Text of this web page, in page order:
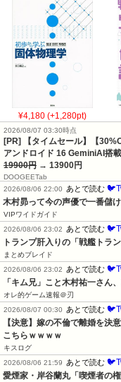
¥4,180 (+1,280pt)
2026/08/07 03:30時点
[PR] 【タイムセール】【
アンドロイド 16 GeminiAI搭
19900円 → 13900円
DOOGEETab
2026/08/06 22:00
あとで読む
木村昴って今の声優で一番儲
VIPワイドガイド
2026/08/06 23:02
あとで読む
トランプ肝入りの「戦艦トラ
まとめブレイド
2026/08/06 23:02
あとで読む
「キム兄」こと木村祐一さん
オレ的ゲーム速報＠刃
2026/08/07 00:30
あとで読む
【決意】嫁の不倫で離婚を決
こちらｗｗｗｗ
キスログ
2026/08/06 21:59
あとで読む
愛煙家・岸谷蘭丸「喫煙者の